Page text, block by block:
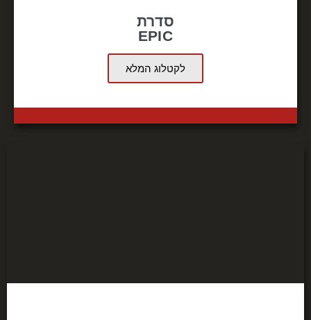
סדרת
EPIC
לקטלוג המלא